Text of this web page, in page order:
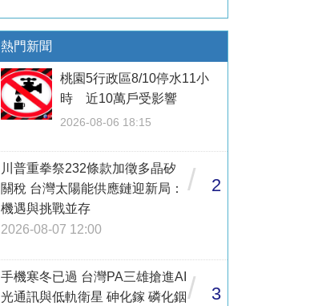
熱門新聞
桃園5行政區8/10停水11小
時 近10萬戶受影響
2026-08-06 18:15
川普重拳祭232條款加徵多晶矽
關稅 台灣太陽能供應鏈迎新局：
機遇與挑戰並存
2026-08-07 12:00
/ 2
手機寒冬已過 台灣PA三雄搶進AI
光通訊與低軌衛星 砷化鎵 磷化銦 / 3